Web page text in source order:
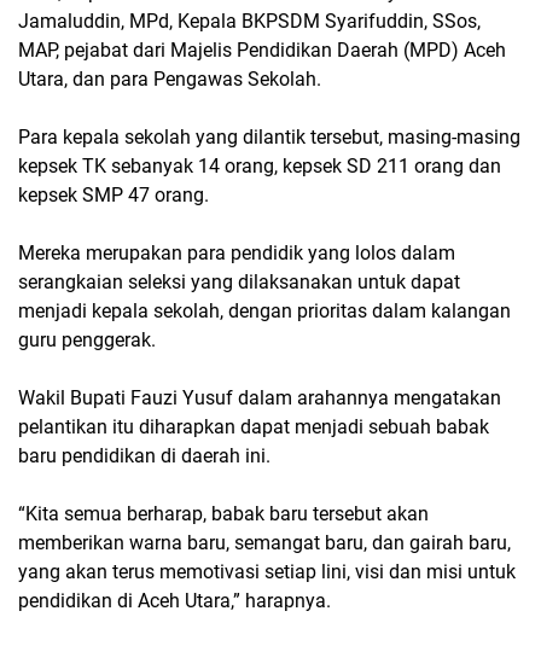
Jamaluddin, MPd, Kepala BKPSDM Syarifuddin, SSos,
MAP, pejabat dari Majelis Pendidikan Daerah (MPD) Aceh
Utara, dan para Pengawas Sekolah.
Para kepala sekolah yang dilantik tersebut, masing-masing
kepsek TK sebanyak 14 orang, kepsek SD 211 orang dan
kepsek SMP 47 orang.
Mereka merupakan para pendidik yang lolos dalam
serangkaian seleksi yang dilaksanakan untuk dapat
menjadi kepala sekolah, dengan prioritas dalam kalangan
guru penggerak.
Wakil Bupati Fauzi Yusuf dalam arahannya mengatakan
pelantikan itu diharapkan dapat menjadi sebuah babak
baru pendidikan di daerah ini.
“Kita semua berharap, babak baru tersebut akan
memberikan warna baru, semangat baru, dan gairah baru,
yang akan terus memotivasi setiap lini, visi dan misi untuk
pendidikan di Aceh Utara,” harapnya.